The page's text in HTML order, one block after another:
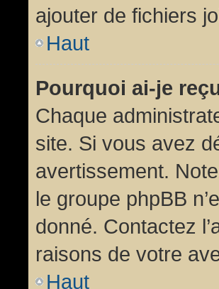
ajouter de fichiers
Haut
Pourquoi ai-je
Chaque
site. Si vous avez
avertissement.
le groupe phpBB
donné. Contactez
raisons de votre
Haut